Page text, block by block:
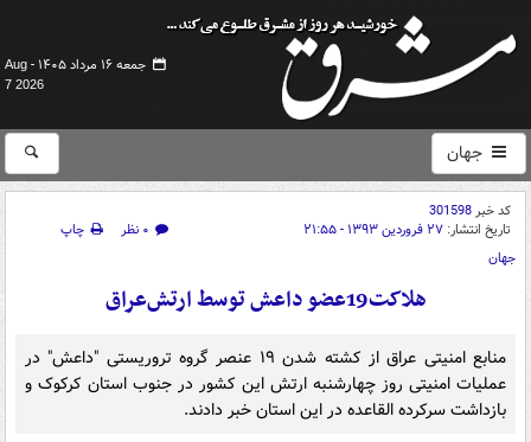
جمعه ۱۶ مرداد ۱۴۰۵ -
Aug
7 2026
جهان
کد خبر301598
تاریخ انتشار: ۲۷ فروردین ۱۳۹۳ - ۲۱:۵۵ ۰ نظر
چاپ
جهان
هلاکت19عضو داعش توسط ارتش‌عراق
منابع امنیتی عراق از کشته شدن ۱۹ عنصر گروه تروریستی "داعش" در
عملیات امنیتی روز چهارشنبه ارتش این کشور در جنوب استان کرکوک و
بازداشت سرکرده القاعده در این استان خبر دادند.